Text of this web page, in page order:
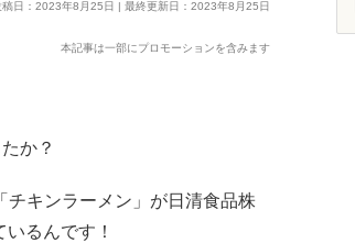
稿日：2023年8月25日 | 最終更新日：2023年8月25日
本記事は一部にプロモーションを含みます
か？
チキンラーメン」が日清食品株
るんです！